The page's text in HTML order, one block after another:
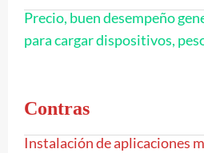
Precio, buen desempeño
para cargar dispositivos,
Contras
Instalación de aplicaciones